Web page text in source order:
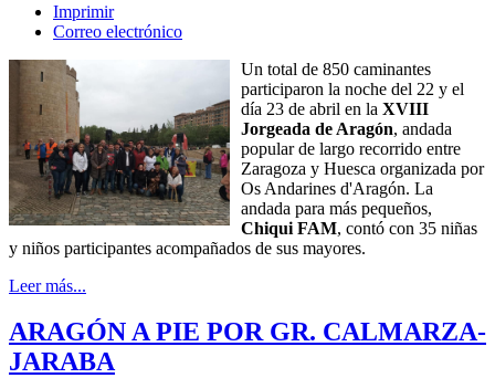
Imprimir
Correo electrónico
Un total de 850 caminantes
participaron la noche del 22 y el
día 23 de abril en la XVIII
Jorgeada de Aragón, andada
popular de largo recorrido entre
Zaragoza y Huesca organizada por
Os Andarines d'Aragón. La
andada para más pequeños,
Chiqui FAM, contó con 35 niñas
y niños participantes acompañados de sus mayores.
Leer más...
ARAGÓN A PIE POR GR. CALMARZA-
JARABA